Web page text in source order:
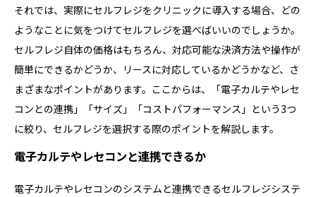
それでは、実際にセルフレジをクリニックに導入する場合、どの
ようなことに気をつけてセルフレジを選べばいいのでしょうか。
セルフレジ自体の価格はもちろん、対応可能な決済方法や操作が
簡単にできるかどうか、リースに対応しているかどうかなど、さ
まざまなポイントがあります。ここからは、「電子カルテやレセ
コンとの連携」「サイズ」「コストパフォーマンス」という3つ
に絞り、セルフレジを選択する際のポイントを解説します。
電子カルテやレセコンと連携できるか
電子カルテやレセコンのシステムと連携できるセルフレジシステ